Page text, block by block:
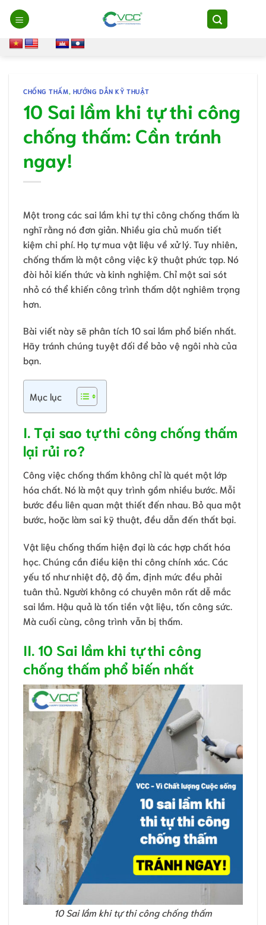
Chuyển
đến
nội
dung
CHỐNG THẤM, HƯỚNG DẪN KỸ THUẬT
10 Sai lầm khi tự thi công
chống thấm: Cần tránh
ngay!
Một trong các sai lầm khi tự thi công chống thấm là
nghĩ rằng nó đơn giản. Nhiều gia chủ muốn tiết
kiệm chi phí. Họ tự mua vật liệu về xử lý. Tuy nhiên,
chống thấm là một công việc kỹ thuật phức tạp. Nó
đòi hỏi kiến thức và kinh nghiệm. Chỉ một sai sót
nhỏ có thể khiến công trình thấm dột nghiêm trọng
hơn.
Bài viết này sẽ phân tích 10 sai lầm phổ biến nhất.
Hãy tránh chúng tuyệt đối để bảo vệ ngôi nhà của
bạn.
Mục lục
I. Tại sao tự thi công chống thấm
lại rủi ro?
Công việc chống thấm không chỉ là quét một lớp
hóa chất. Nó là một quy trình gồm nhiều bước. Mỗi
bước đều liên quan mật thiết đến nhau. Bỏ qua một
bước, hoặc làm sai kỹ thuật, đều dẫn đến thất bại.
Vật liệu chống thấm hiện đại là các hợp chất hóa
học. Chúng cần điều kiện thi công chính xác. Các
yếu tố như nhiệt độ, độ ẩm, định mức đều phải
tuân thủ. Người không có chuyên môn rất dễ mắc
sai lầm. Hậu quả là tốn tiền vật liệu, tốn công sức.
Mà cuối cùng, công trình vẫn bị thấm.
II. 10 Sai lầm khi tự thi công
chống thấm phổ biến nhất
10 Sai lầm khi tự thi công chống thấm